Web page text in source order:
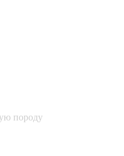
породу